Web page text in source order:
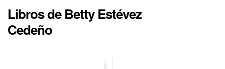
Libros de Betty Estévez
Cedeño